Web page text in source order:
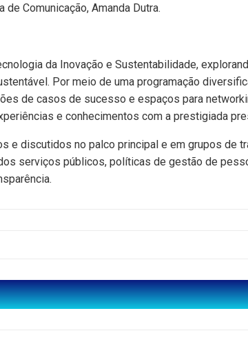
Comunicação, Amanda Dutra.
da Inovação e Sustentabilidade,
Por meio de uma programação
de casos de sucesso e espaços para
e conhecimentos com a prestigiada
e discutidos no palco principal e em grupos de
serviços públicos, políticas de gestão de